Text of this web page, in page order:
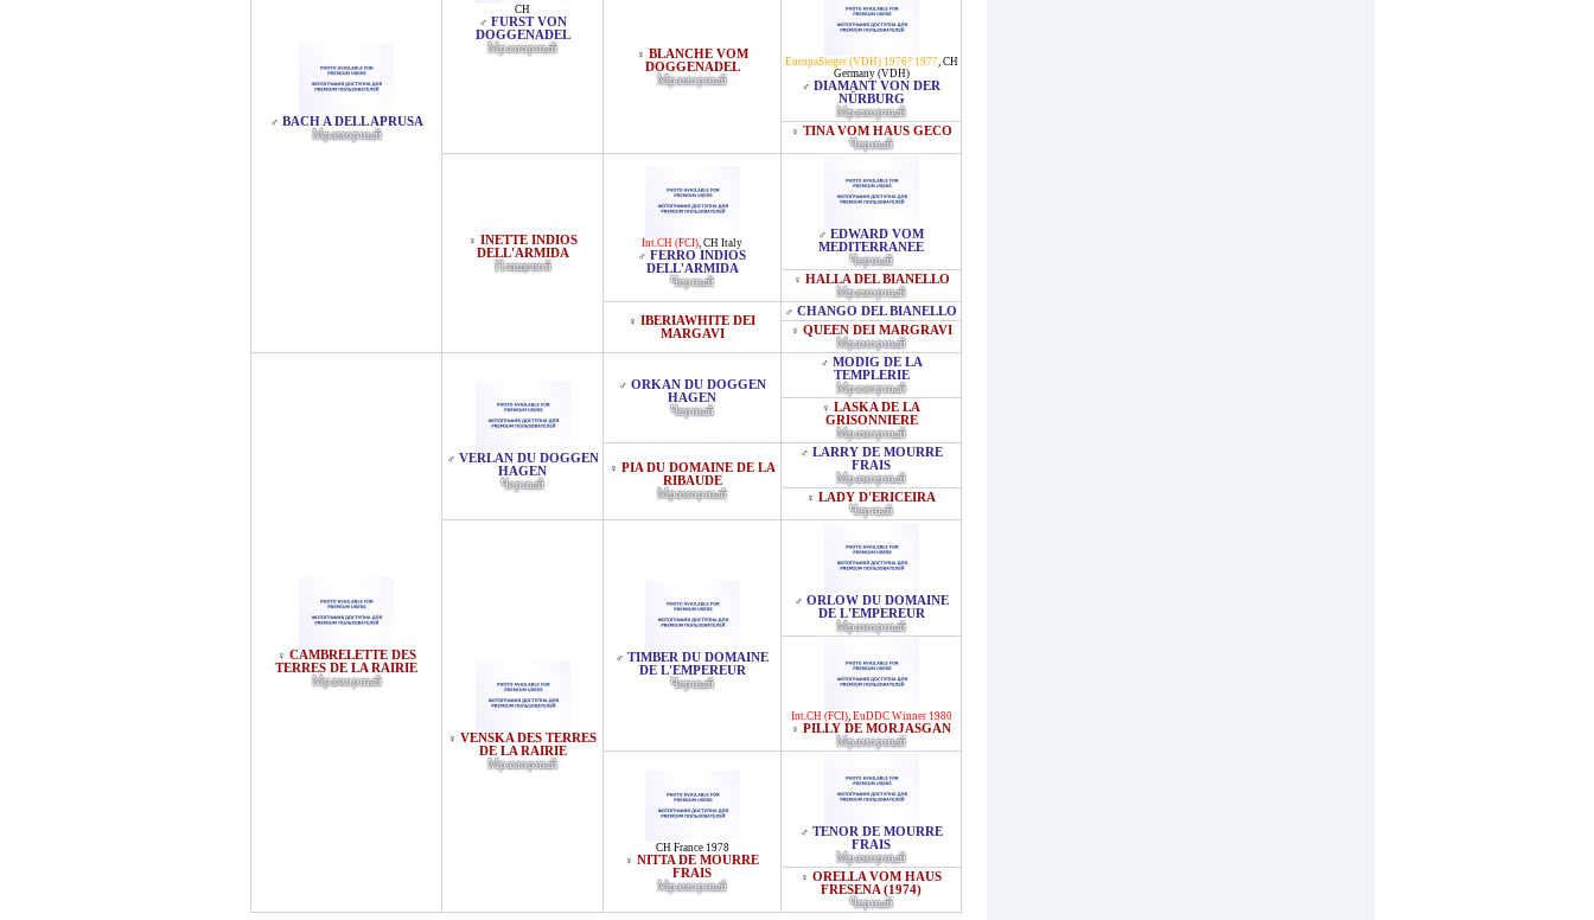
♂ BACH A DELL APRUSA
Мраморный
CH
♂ FURST VON
DOGGENADEL
Мраморный
♀ BLANCHE VOM
DOGGENADEL
Мраморный
EuropaSieger (VDH) 1976? 1977, CH
Germany (VDH)
♂ DIAMANT VON DER
NÜRBURG
Мраморный
♀ TINA VOM HAUS GECO
Черный
♀ INETTE INDIOS
DELL'ARMIDA
Плащевой
Int.CH (FCI), CH Italy
♂ FERRO INDIOS
DELL'ARMIDA
Черный
♂ EDWARD VOM
MEDITERRANEE
Черный
♀ HALLA DEL BIANELLO
Мраморный
♀ IBERIAWHITE DEI
MARGAVI
♂ CHANGO DEL BIANELLO
♀ QUEEN DEI MARGRAVI
Мраморный
♀ CAMBRELETTE DES
TERRES DE LA RAIRIE
Мраморный
♂ VERLAN DU DOGGEN
HAGEN
Черный
♂ ORKAN DU DOGGEN
HAGEN
Черный
♂ MODIG DE LA
TEMPLERIE
Мраморный
♀ LASKA DE LA
GRISONNIERE
Мраморный
♀ PIA DU DOMAINE DE LA
RIBAUDE
Мраморный
♂ LARRY DE MOURRE
FRAIS
Мраморный
♀ LADY D'ERICEIRA
Черный
♀ VENSKA DES TERRES
DE LA RAIRIE
Мраморный
♂ TIMBER DU DOMAINE
DE L'EMPEREUR
Черный
♂ ORLOW DU DOMAINE
DE L'EMPEREUR
Мраморный
Int.CH (FCI), EuDDC Winner 1980
♀ PILLY DE MORJASGAN
Мраморный
CH France 1978
♀ NITTA DE MOURRE
FRAIS
Мраморный
♂ TENOR DE MOURRE
FRAIS
Мраморный
♀ ORELLA VOM HAUS
FRESENA (1974)
Черный